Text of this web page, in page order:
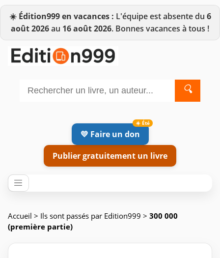
☀️ Édition999 en vacances : L'équipe est absente du 6
août 2026au 16 août 2026. Bonnes vacances à tous !
🔍
💛 Faire un don
Publier gratuitement un livre
Accueil > Ils sont passés par Edition999 > 300 000
(première partie)